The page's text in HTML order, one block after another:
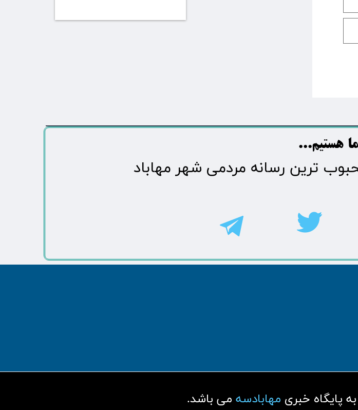
مهابادسه می باشد.
هستیم...​​​​​​​​​​​​​​